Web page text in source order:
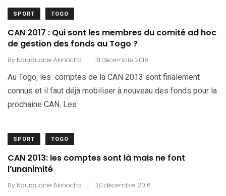
SPORT TOGO
CAN 2017 : Qui sont les membres du comité ad hoc
de gestion des fonds au Togo ?
By Nouroudine Akinocho . 31 décembre 2016
Au Togo, les comptes de la CAN 2013 sont finalement
connus et il faut déjà mobiliser à nouveau des fonds pour la
prochaine CAN. Les
SPORT TOGO
CAN 2013: les comptes sont là mais ne font
l’unanimité
By Nouroudine Akinocho . 30 décembre 2016